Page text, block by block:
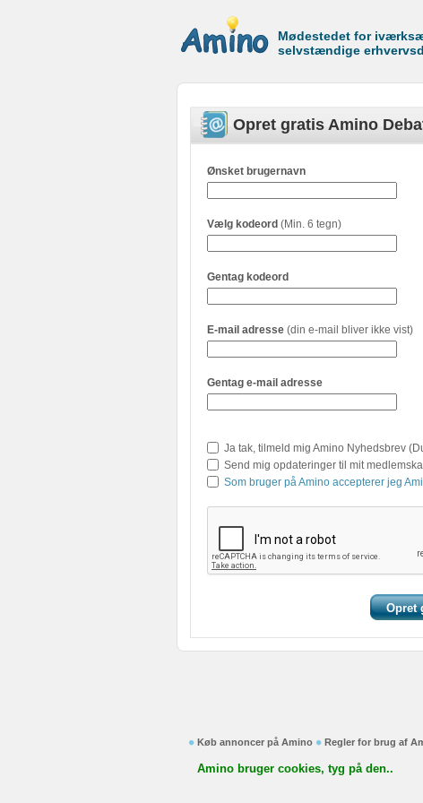
Mødestedet for
selvstændige
Opret gratis Amino
Ønsket brugernavn
Vælg kodeord (Min. 6 tegn)
Gentag kodeord
E-mail adresse (din e-mail bliver ikke vist)
Gentag e-mail adresse
Ja tak, tilmeld mig Amino Nyhedsbrev
Send mig opdateringer til mit
Som bruger på Amino accepterer jeg
Køb annoncer på Amino Regler for brug af
Amino bruger cookies, tyg på den..